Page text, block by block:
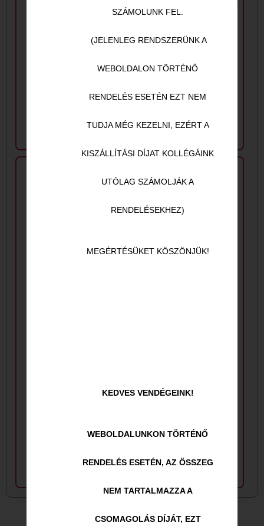
Ft
tészta
2.990Ft
Ft 3.620Ft
SZÁMOLUNK FEL.
(JELENLEG RENDSZERÜNK A
WEBOLDALON TÖRTÉNŐ
RENDELÉS ESETÉN EZT NEM
TUDJA MÉG KEZELNI, EZÉRT A
KISZÁLLÍTÁSI DÍJAT KOLLÉGÁINK
UTÓLAG SZÁMOLJÁK A
RENDELÉSEKHEZ)
MEGÉRTÉSÜKET KÖSZÖNJÜK!
KEDVES VENDÉGEINK!
WEBOLDALUNKON TÖRTÉNŐ
RENDELÉS ESETÉN, AZ ÖSSZEG
NEM TARTALMAZZA A
CSOMAGOLÁS DÍJÁT, EZT